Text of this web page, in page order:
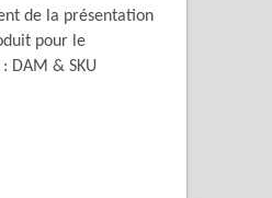
de la présentation
pour le
DAM & SKU